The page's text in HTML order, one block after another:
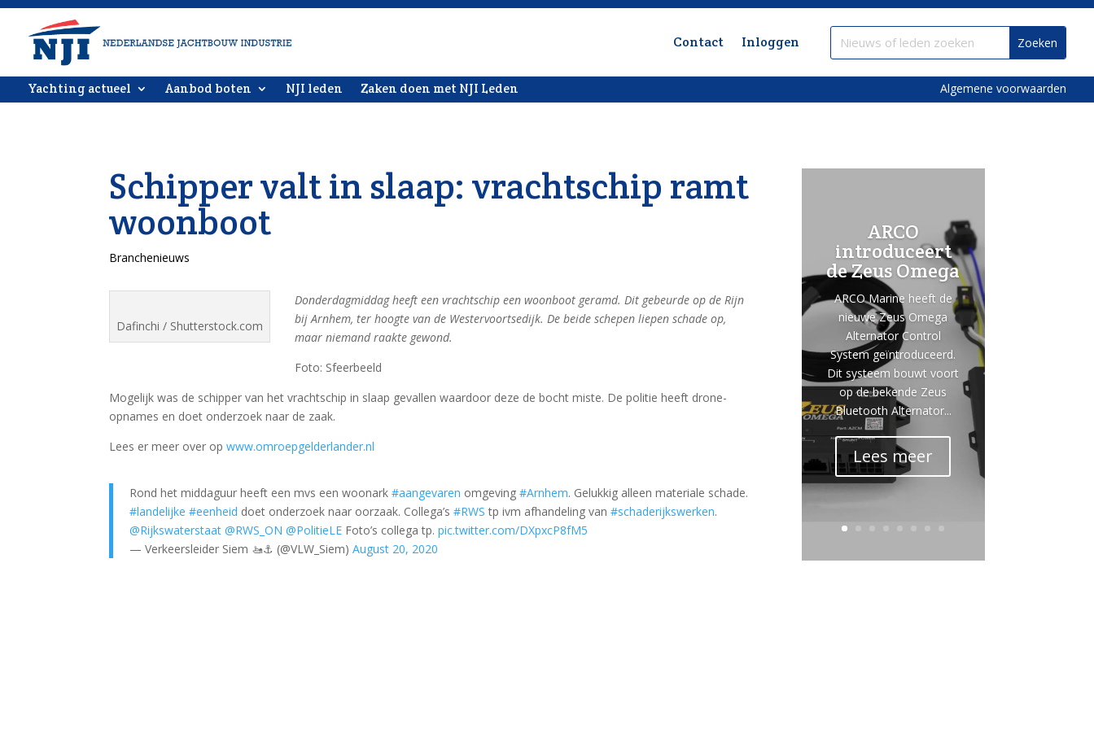
Contact Inloggen
Yachting actueel Aanbod boten NJI leden Zaken doen met NJI Leden Algemene voorwaarden
Schipper valt in slaap: vrachtschip ramt
woonboot
Branchenieuws
Dafinchi / Shutterstock.com
Donderdagmiddag heeft een vrachtschip een woonboot geramd. Dit gebeurde op de Rijn
bij Arnhem, ter hoogte van de Westervoortsedijk. De beide schepen liepen schade op,
maar niemand raakte gewond.
Foto: Sfeerbeeld
Mogelijk was de schipper van het vrachtschip in slaap gevallen waardoor deze de bocht miste. De politie heeft drone-
opnames en doet onderzoek naar de zaak.
Lees er meer over opwww.omroepgelderlander.nl
Rond het middaguur heeft een mvs een woonark#aangevaren omgeving#Arnhem. Gelukkig alleen materiale schade.
#landelijke #eenheid doet onderzoek naar oorzaak. Collega’s#RWS tp ivm afhandeling van#schaderijkswerken.
@Rijkswaterstaat @RWS_ON @PolitieLE Foto’s collega tp.pic.twitter.com/DXpxcP8fM5
— Verkeersleider Siem 🚤⚓️ (@VLW_Siem)August 20, 2020
ARCO
introduceert
de Zeus Omega
ARCO Marine heeft de
nieuwe Zeus Omega
Alternator Control
System geïntroduceerd.
Dit systeem bouwt voort
op de bekende Zeus
Bluetooth Alternator...
Lees meer